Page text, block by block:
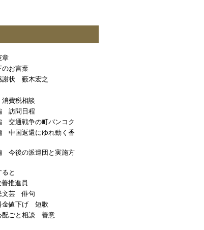
章
お言葉
謝状 藪木宏之
費税相談
訪問日程
通戦争の町バンコク
中国返還にゆれ動く香
今後の派遣団と実施方
と
推進員
文芸 俳句
金値下げ 短歌
配ごと相談 善意